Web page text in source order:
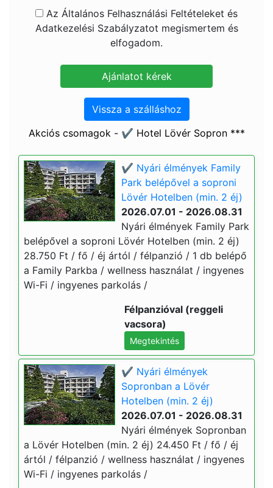
Az Általános Felhasználási Feltételeket és
Adatkezelési Szabályzatot megismertem és
elfogadom.
Vissza a szálláshoz
Akciós csomagok - ✔️ Hotel Lövér Sopron ***
✔️ Nyári élmények Family
Park belépővel a soproni
Lövér Hotelben (min. 2 éj)
2026.07.01 - 2026.08.31
Nyári élmények Family Park
belépővel a soproni Lövér Hotelben (min. 2 éj)
28.750 Ft / fő / éj ártól / félpanzió / 1 db belépő
a Family Parkba / wellness használat / ingyenes
Wi-Fi / ingyenes parkolás /
Félpanzióval (reggeli
vacsora)
Megtekintés
✔️ Nyári élmények
Sopronban a Lövér
Hotelben (min. 2 éj)
2026.07.01 - 2026.08.31
Nyári élmények Sopronban
a Lövér Hotelben (min. 2 éj) 24.450 Ft / fő / éj
ártól / félpanzió / wellness használat / ingyenes
Wi-Fi / ingyenes parkolás /